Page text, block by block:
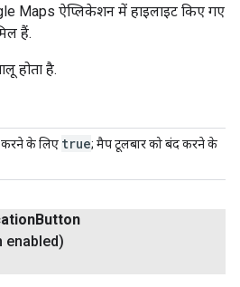
Maps ऐप्लिकेशन में हाइलाइट किए गए
हैं.
होता है.
करने के लिए true; मैप टूलबार को बंद करने के
Button
enabled)